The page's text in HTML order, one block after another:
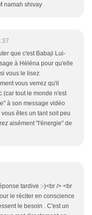
namah shivay
que c'est Babaji Lui-
à Héléna pour qu'elle
vous le lisez
vous verrez qu'il
(car tout le monde n'est
à son message vidéo
êtes un tant soit peu
aisément "l'énergie" de
tardive :-)<br /> <br
le réciter en conscience
le besoin . C'est un